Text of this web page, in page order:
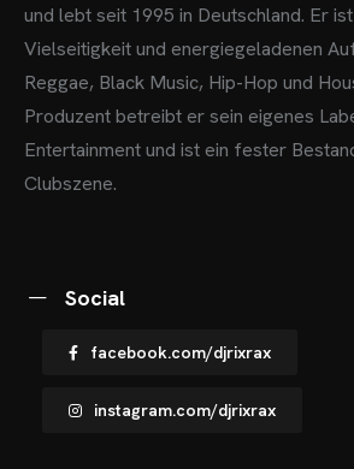
und lebt seit 1995 in Deutschland. Er
Vielseitigkeit und energiegeladenen
Reggae, Black Music, Hip-Hop und
Produzent betreibt er sein eigenes
Entertainment und ist ein fester
Clubszene.
Social
facebook.com/djrixrax
instagram.com/djrixrax